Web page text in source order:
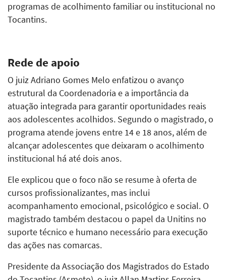
programas de acolhimento familiar ou institucional no
Tocantins.
Rede de apoio
O juiz Adriano Gomes Melo enfatizou o avanço
estrutural da Coordenadoria e a importância da
atuação integrada para garantir oportunidades reais
aos adolescentes acolhidos. Segundo o magistrado, o
programa atende jovens entre 14 e 18 anos, além de
alcançar adolescentes que deixaram o acolhimento
institucional há até dois anos.
Ele explicou que o foco não se resume à oferta de
cursos profissionalizantes, mas inclui
acompanhamento emocional, psicológico e social. O
magistrado também destacou o papel da Unitins no
suporte técnico e humano necessário para execução
das ações nas comarcas.
Presidente da Associação dos Magistrados do Estado